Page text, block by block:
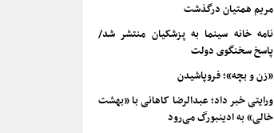
مریم همتیان درگذشت
نامه خانه سینما به پزشکیان منتشر شد/
پاسخ سخنگوی دولت
«زن و بچه»؛ فروپاشیدن
ورایتی خبر داد؛ عبدالرضا کاهانی با «بهشت
خالی» به ادینبورگ می‌رود